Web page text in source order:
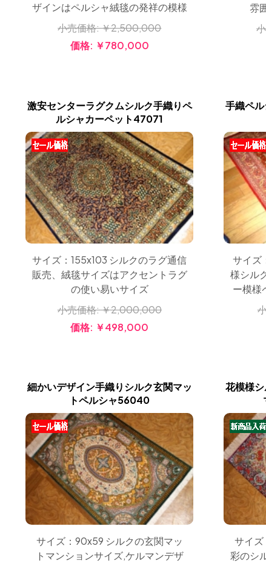
ザインはペルシャ絨毯の発祥の模様
小売価格:￥2,500,000
価格: ￥780,000
雰
激安センターラグクムシルク手織りペ
ルシャカーペット47071
サイズ：155x103 シルクのラグ通信
販売、絨毯サイズはアクセントラグ
の使い易いサイズ
小売価格:￥2,000,000
価格: ￥498,000
手織ペ
サイズ
様シル
ー模様
細かいデザイン手織りシルク玄関マッ
トペルシャ56040
サイズ：90x59 シルクの玄関マッ
トマンションサイズ,ケルマンデザ
花模様
サイ
彩のシ